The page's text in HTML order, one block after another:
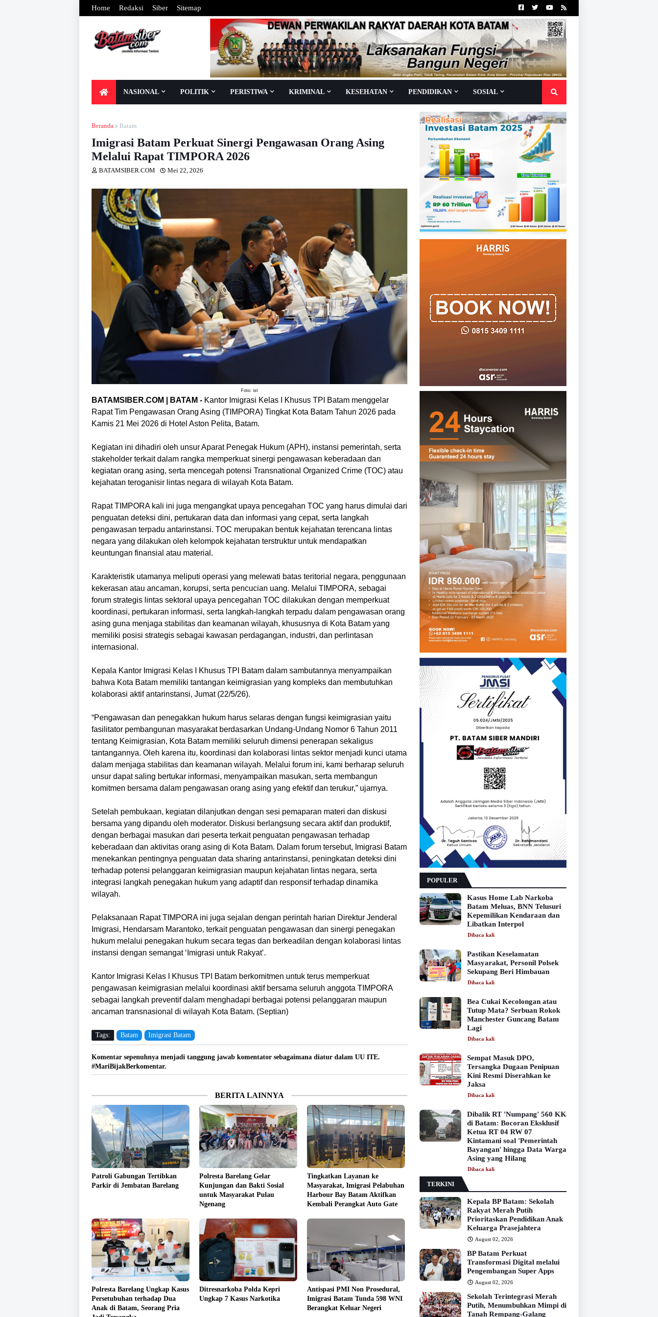
Home Redaksi Siber Sitemap
NASIONAL POLITIK PERISTIWA KRIMINAL KESEHATAN PENDIDIKAN SOSIAL
Beranda Batam
Imigrasi Batam Perkuat Sinergi Pengawasan Orang Asing
Melalui Rapat TIMPORA 2026
BATAMSIBER.COM Mei 22, 2026
Foto: ist
BATAMSIBER.COM | BATAM - Kantor Imigrasi Kelas I Khusus TPI Batam menggelar
Rapat Tim Pengawasan Orang Asing (TIMPORA) Tingkat Kota Batam Tahun 2026 pada
Kamis 21 Mei 2026 di Hotel Aston Pelita, Batam.
Kegiatan ini dihadiri oleh unsur Aparat Penegak Hukum (APH), instansi pemerintah, serta
stakeholder terkait dalam rangka memperkuat sinergi pengawasan keberadaan dan
kegiatan orang asing, serta mencegah potensi Transnational Organized Crime (TOC) atau
kejahatan teroganisir lintas negara di wilayah Kota Batam.
Rapat TIMPORA kali ini juga mengangkat upaya pencegahan TOC yang harus dimulai dari
penguatan deteksi dini, pertukaran data dan informasi yang cepat, serta langkah
pengawasan terpadu antarinstansi. TOC merupakan bentuk kejahatan terencana lintas
negara yang dilakukan oleh kelompok kejahatan terstruktur untuk mendapatkan
keuntungan finansial atau material.
Karakteristik utamanya meliputi operasi yang melewati batas teritorial negara, penggunaan
kekerasan atau ancaman, korupsi, serta pencucian uang. Melalui TIMPORA, sebagai
forum strategis lintas sektoral upaya pencegahan TOC dilakukan dengan memperkuat
koordinasi, pertukaran informasi, serta langkah-langkah terpadu dalam pengawasan orang
asing guna menjaga stabilitas dan keamanan wilayah, khususnya di Kota Batam yang
memiliki posisi strategis sebagai kawasan perdagangan, industri, dan perlintasan
internasional.
Kepala Kantor Imigrasi Kelas I Khusus TPI Batam dalam sambutannya menyampaikan
bahwa Kota Batam memiliki tantangan keimigrasian yang kompleks dan membutuhkan
kolaborasi aktif antarinstansi, Jumat (22/5/26).
“Pengawasan dan penegakkan hukum harus selaras dengan fungsi keimigrasian yaitu
fasilitator pembangunan masyarakat berdasarkan Undang-Undang Nomor 6 Tahun 2011
tentang Keimigrasian, Kota Batam memiliki seluruh dimensi penerapan sekaligus
tantangannya. Oleh karena itu, koordinasi dan kolaborasi lintas sektor menjadi kunci utama
dalam menjaga stabilitas dan keamanan wilayah. Melalui forum ini, kami berharap seluruh
unsur dapat saling bertukar informasi, menyampaikan masukan, serta membangun
komitmen bersama dalam pengawasan orang asing yang efektif dan terukur,” ujarnya.
Setelah pembukaan, kegiatan dilanjutkan dengan sesi pemaparan materi dan diskusi
bersama yang dipandu oleh moderator. Diskusi berlangsung secara aktif dan produktif,
dengan berbagai masukan dari peserta terkait penguatan pengawasan terhadap
keberadaan dan aktivitas orang asing di Kota Batam. Dalam forum tersebut, Imigrasi Batam
menekankan pentingnya penguatan data sharing antarinstansi, peningkatan deteksi dini
terhadap potensi pelanggaran keimigrasian maupun kejahatan lintas negara, serta
integrasi langkah penegakan hukum yang adaptif dan responsif terhadap dinamika
wilayah.
Pelaksanaan Rapat TIMPORA ini juga sejalan dengan perintah harian Direktur Jenderal
Imigrasi, Hendarsam Marantoko, terkait penguatan pengawasan dan sinergi penegakan
hukum melalui penegakan hukum secara tegas dan berkeadilan dengan kolaborasi lintas
instansi dengan semangat ‘Imigrasi untuk Rakyat’.
Kantor Imigrasi Kelas I Khusus TPI Batam berkomitmen untuk terus memperkuat
pengawasan keimigrasian melalui koordinasi aktif bersama seluruh anggota TIMPORA
sebagai langkah preventif dalam menghadapi berbagai potensi pelanggaran maupun
ancaman transnasional di wilayah Kota Batam. (Septian)
Tags: Batam Imigrasi Batam
Komentar sepenuhnya menjadi tanggung jawab komentator sebagaimana diatur dalam UU ITE.
#MariBijakBerkomentar.
BERITA LAINNYA
Patroli Gabungan Tertibkan
Parkir di Jembatan Barelang
Polresta Barelang Gelar
Kunjungan dan Bakti Sosial
untuk Masyarakat Pulau
Ngenang
Tingkatkan Layanan ke
Masyarakat, Imigrasi Pelabuhan
Harbour Bay Batam Aktifkan
Kembali Perangkat Auto Gate
Polresta Barelang Ungkap Kasus
Persetubuhan terhadap Dua
Anak di Batam, Seorang Pria
Ditresnarkoba Polda Kepri
Ungkap 7 Kasus Narkotika
Antispasi PMI Non Prosedural,
Imigrasi Batam Tunda 598 WNI
Berangkat Keluar Negeri
POPULER
Kasus Home Lab Narkoba
Batam Meluas, BNN Telusuri
Kepemilikan Kendaraan dan
Libatkan Interpol
Dibaca kali
Pastikan Keselamatan
Masyarakat, Personil Polsek
Sekupang Beri Himbauan
Dibaca kali
Bea Cukai Kecolongan atau
Tutup Mata? Serbuan Rokok
Manchester Guncang Batam
Lagi
Dibaca kali
Sempat Masuk DPO,
Tersangka Dugaan Penipuan
Kini Resmi Diserahkan ke
Jaksa
Dibaca kali
Dibalik RT 'Numpang' 560 KK
di Batam: Bocoran Eksklusif
Ketua RT 04 RW 07
Kintamani soal 'Pemerintah
Bayangan' hingga Data Warga
Asing yang Hilang
Dibaca kali
TERKINI
Kepala BP Batam: Sekolah
Rakyat Merah Putih
Prioritaskan Pendidikan Anak
Keluarga Prasejahtera
August 02, 2026
BP Batam Perkuat
Transformasi Digital melalui
Pengembangan Super Apps
August 02, 2026
Sekolah Terintegrasi Merah
Putih, Menumbuhkan Mimpi di
Tanah Rempang-Galang